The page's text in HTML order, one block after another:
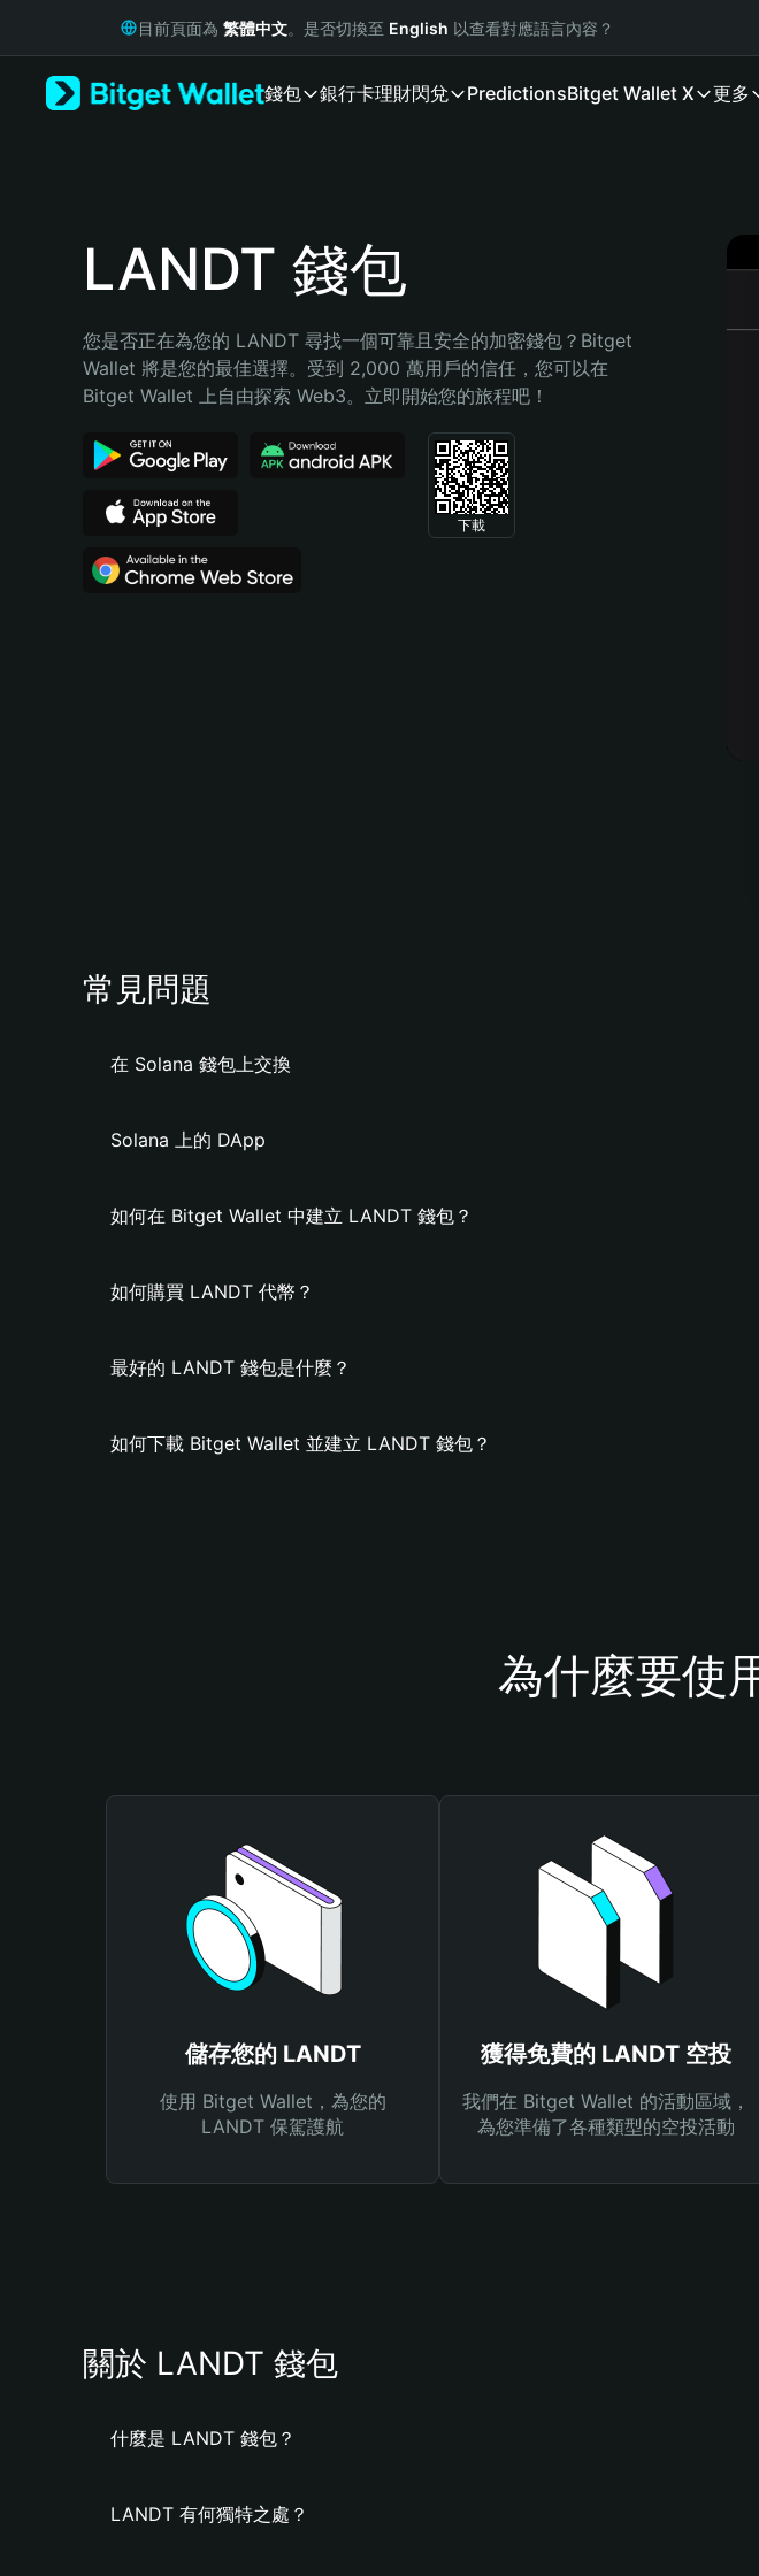
Русский
Bahasa Indonesia
Español (Argentina)
目前頁面為 繁體中文。是否切換至 English 以查看對應語言內容？
錢包 銀行卡理財閃兌 PredictionsBitget Wallet X 更多
LANDT 錢包
您是否正在為您的 LANDT 尋找一個可靠且安全的加密錢包？Bitget
Wallet 將是您的最佳選擇。受到 2,000 萬用戶的信任，您可以在
Bitget Wallet 上自由探索 Web3。立即開始您的旅程吧！
下載
常見問題
在 Solana 錢包上交換
Solana 上的 DApp
如何在 Bitget Wallet 中建立 LANDT 錢包？
如何購買 LANDT 代幣？
最好的 LANDT 錢包是什麼？
如何下載 Bitget Wallet 並建立 LANDT 錢包？
為什麼要使
儲存您的 LANDT
使用 Bitget Wallet，為您的
LANDT 保駕護航
獲得免費的 LANDT 空投
我們在 Bitget Wallet 的活動區域，
為您準備了各種類型的空投活動
關於 LANDT 錢包
什麼是 LANDT 錢包？
LANDT 有何獨特之處？